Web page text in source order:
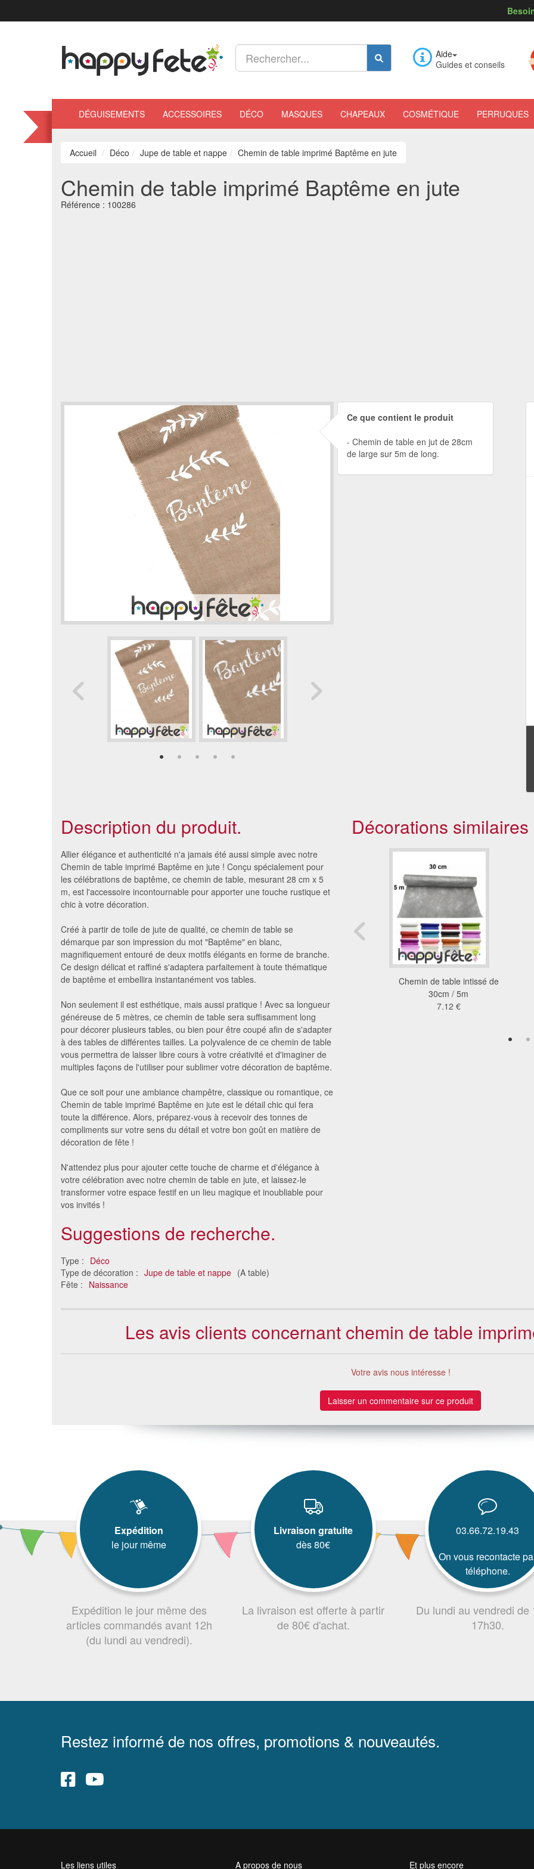
Aide
Guides et conseils
DÉGUISEMENTS ACCESSOIRES DÉCO MASQUES CHAPEAUX COSMÉTIQUE PERRUQUES
Accueil Déco Jupe de table et nappe Chemin de table imprimé Baptême en jute
Chemin de table imprimé Baptême en jute
Référence : 100286
Ce que contient le produit
Chemin de table en jut de 28cm
de large sur 5m de long.
Description du produit.
Allier élégance et authenticité n'a jamais été aussi simple avec notre
Chemin de table imprimé Baptême en jute ! Conçu spécialement pour
les célébrations de baptême, ce chemin de table, mesurant 28 cm x 5
m, est l'accessoire incontournable pour apporter une touche rustique et
chic à votre décoration.
Créé à partir de toile de jute de qualité, ce chemin de table se
démarque par son impression du mot "Baptême" en blanc,
magnifiquement entouré de deux motifs élégants en forme de branche.
Ce design délicat et raffiné s'adaptera parfaitement à toute thématique
de baptême et embellira instantanément vos tables.
Non seulement il est esthétique, mais aussi pratique ! Avec sa longueur
généreuse de 5 mètres, ce chemin de table sera suffisamment long
pour décorer plusieurs tables, ou bien pour être coupé afin de s'adapter
à des tables de différentes tailles. La polyvalence de ce chemin de table
vous permettra de laisser libre cours à votre créativité et d'imaginer de
multiples façons de l'utiliser pour sublimer votre décoration de baptême.
Que ce soit pour une ambiance champêtre, classique ou romantique, ce
Chemin de table imprimé Baptême en jute est le détail chic qui fera
toute la différence. Alors, préparez-vous à recevoir des tonnes de
compliments sur votre sens du détail et votre bon goût en matière de
décoration de fête !
N'attendez plus pour ajouter cette touche de charme et d'élégance à
votre célébration avec notre chemin de table en jute, et laissez-le
transformer votre espace festif en un lieu magique et inoubliable pour
vos invités !
Suggestions de recherche.
Type : Déco
Type de décoration : Jupe de table et nappe (A table)
Fête : Naissance
Décorations similaires
Nappe vanille pastel damassée
39 €
Nappe ivoire pastel damassée
6.35 €
Chemin de table intissé de
30cm / 5m
7.12 €
Les avis clients concernant chemin de table
Votre avis nous intéresse !
Laisser un commentaire sur ce produit
Expédition
le jour même
Expédition le jour même des
articles commandés avant 12h
(du lundi au vendredi).
Livraison gratuite
dès 80€
La livraison est offerte à partir
de 80€ d'achat.
03.66.72.19.43
On vous recontacte
téléphone.
Du lundi au vendredi de
17h30.
Restez informé de nos offres, promotions & nouveautés.
Les liens utiles A propos de nous Et plus encore